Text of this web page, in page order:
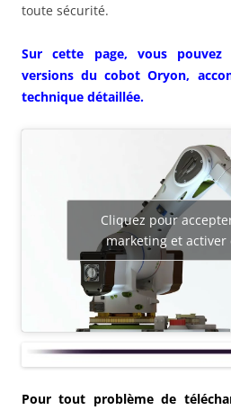
toute sécurité.
Sur cette page, vous pouvez
versions du cobot Oryon,
technique détaillée.
Cliquez pour
marketing et activer
Pour tout problème de